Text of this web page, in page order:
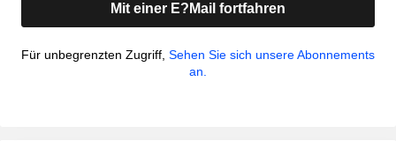
Mit einer E?Mail fortfahren
Für unbegrenzten Zugriff, Sehen Sie sich unsere Abonnements
an.